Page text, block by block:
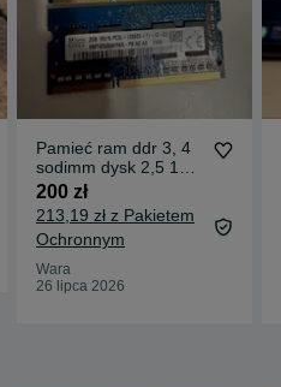
Pamieć ram ddr 3, 4
sodimm dysk 2,5 1Tb
i 500Gb
200 zł
213,19 zł z Pakietem
Ochronnym
Wara
26 lipca 2026